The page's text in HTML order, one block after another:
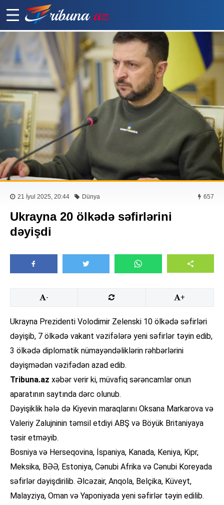
21 İyul 2025, 20:44 Dünya 657
Ukrayna 20 ölkədə səfirlərini
dəyişdi
- +
Ukrayna Prezidenti Volodimir Zelenski 10 ölkədə səfirləri
dəyişib, 7 ölkədə vakant vəzifələrə yeni səfirlər təyin edib,
3 ölkədə diplomatik nümayəndəliklərin rəhbərlərini
dəyişmədən vəzifədən azad edib.
Tribuna.az xəbər verir ki, müvafiq sərəncamlar onun
aparatının saytında dərc olunub.
Dəyişiklik hələ də Kiyevin maraqlarını Oksana Markarova və
Valeriy Zalujninin təmsil etdiyi ABŞ və Böyük Britaniyaya
təsir etməyib.
Bosniya və Herseqovina, İspaniya, Kanada, Keniya, Kipr,
Meksika, BƏƏ, Estoniya, Cənubi Afrika və Cənubi Koreyada
səfirlər dəyişdirilib. Əlcəzair, Anqola, Belçika, Küveyt,
Malayziya, Oman və Yaponiyada yeni səfirlər təyin edilib.